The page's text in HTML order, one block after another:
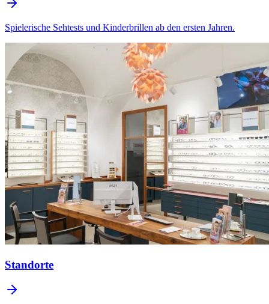
Spielerische Sehtests und Kinderbrillen ab den ersten Jahren.
Standorte